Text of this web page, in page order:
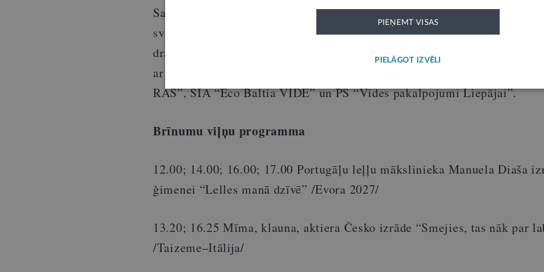
Savukārt, tiem kuri vēlēsies uzzināt kā pareizi šķirot atkritumus, kāpēc
svarīgi un kā mūsu ikdienas ieradumi var palīdzēt veidot tīrāku, zaļāku
draudzīgāku Latviju, būs iespēja iesaistīties izglītojošās spēlēs un
ar Dienvidkurzemes atkritumu apsaimniekošanas reģionālo centru SIA
RAS”, SIA “Eco Baltia VIDE” un PS “Vides pakalpojumi Liepājai”.
Brīnumu viļņu programma
12.00; 14.00; 16.00; 17.00 Portugāļu leļļu mākslinieka Manuela Diaša
ģimenei “Lelles manā dzīvē” /Evora 2027/
13.20; 16.25 Mīma, klauna, aktiera Česko izrāde “Smejies, tas nāk par
/Taizeme–Itālija/
PIEŅEMT VISAS
PIELĀGOT IZVĒLI